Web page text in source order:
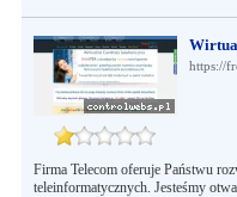
https://
Firma Telecom oferuje Państwu
teleinformatycznych. Jesteśmy